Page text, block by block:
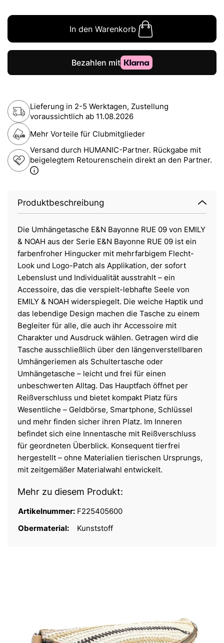
In den Warenkorb
Lieferung in 2-5 Werktagen, Zustellung
voraussichtlich ab 11.08.2026
Mehr Vorteile für Clubmitglieder
Versand durch HUMANIC-Partner. Rückgabe mit
beigelegtem Retourenschein direkt an den Partner.
Produktbeschreibung
Die Umhängetasche E&N Bayonne RUE 09 von EMILY
& NOAH aus der Serie E&N Bayonne RUE 09 ist ein
farbenfroher Hingucker mit mehrfarbigem Flecht-
Look und Logo-Patch als Applikation, der sofort
Lebenslust und Individualität ausstrahlt – ein
Accessoire, das die verspielt-lebhafte Seele von
EMILY & NOAH widerspiegelt. Die weiche Haptik und
das lebendige Design machen die Tasche zu einem
Begleiter für alle, die auch ihr Accessoire mit
Charakter und Ausdruck wählen. Getragen wird die
Tasche ausschließlich über den längenverstellbaren
Umhängeriemen als Schultertasche oder
Umhängetasche – leicht und frei für einen
unbeschwerten Alltag. Das Hauptfach öffnet per
Reißverschluss und bietet kompakt Platz fürs
Wesentliche – Geldbörse, Smartphone, Schlüssel
und mehr finden sicher ihren Platz. Im Inneren
befindet sich eine Innentasche mit Reißverschluss
für geordneten Überblick. Konsequent tierfrei
hergestellt – ohne Materialien tierischen Ursprungs,
mit zeitgemäßer Materialwahl entwickelt.
Mehr zu diesem Produkt:
Artikelnummer: F225405600
Obermaterial:
Kunststoff